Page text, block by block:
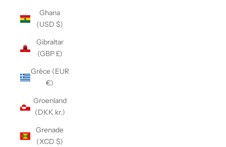
Ghana
(USD $)
Gibraltar
(GBP £)
Grèce (EUR
€)
Groenland
(DKK kr.)
Grenade
(XCD $)